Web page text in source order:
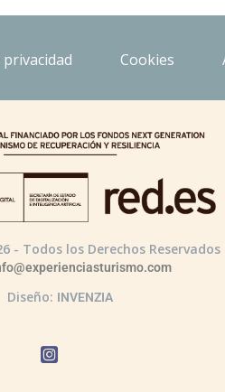
Cookies
- Todos los Derechos Reservados
Diseño: INVENZIA